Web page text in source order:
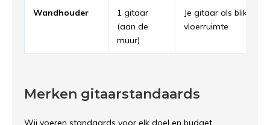
Wandhouder
1 gitaar
(aan de
muur)
Je gitaar als
vloerruimte
Merken gitaarstandaards
Wij voeren standaards voor elk doel en budget.